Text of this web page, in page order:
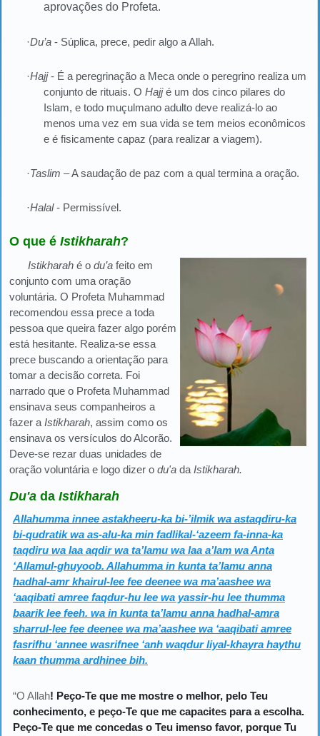
aprovações do Profeta.
·Du’a - Súplica, prece, pedir algo a Allah.
·Hajj- É a peregrinação a Meca onde o peregrino realiza um
conjunto de rituais. O Hajjé um dos cinco pilares do
Islam, e todo muçulmano adulto deve realizá-lo ao
menos uma vez em sua vida se tem meios econômicos
e é fisicamente capaz (para realizar a viagem).
·Taslim – A saudação de paz com a qual termina a oração.
·Halal- Permissível.
O que é Istikharah?
Istikharah é odu’a feito em
conjunto com uma oração
voluntária. O Profeta Muhammad
recomendou essa prece a toda
pessoa que queira fazer algo porém
está hesitante. Realiza-se essa
prece buscando a orientação para
tomar a decisão correta. Foi
narrado que o Profeta Muhammad
ensinava seus companheiros a
fazer a Istikharah, assim como os
ensinava os versículos do Alcorão.
Deve-se rezar duas unidades de
oração voluntária e logo dizer o du'a da Istikharah.
Du'a da Istikharah
Allahumma innee astakheeru-ka bi-’ilmik wa astaqdiru-ka
bi-qudratik wa as-alu-ka min fadlikal-‘azeem fa-inna-ka
taqdiru wa laa aqdir wa ta’lamu wa laa a’lam wa Anta
‘Allamul-ghuyoob. Allahumma in kunta ta’lamu anna
hadhal-amr khairul-lee fee deenee wa ma’aashee wa
‘aaqibati amree faqdur-hu lee wa yassir-hu lee thumma
baarik lee feeh. wa in kunta ta’lamu anna hadhal-amra
sharrul-lee fee deenee wa ma’aashee wa ‘aaqibati amree
fasrifhu ‘annee wasrifnee ‘anh waqdur liyal-khayra haythu
kaan thumma ardhinee bih.
“O Allah! Peço-Te que me mostre o melhor, pelo Teu
conhecimento, e peço-Te que me capacites para a escolha.
Peço-Te que me concedas o Teu imenso favor, porque Tu